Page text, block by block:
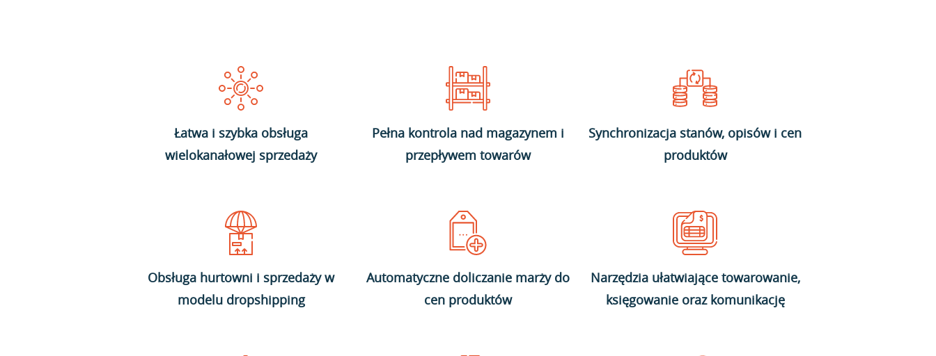
Łatwa i szybka obsługa
wielokanałowej sprzedaży
Pełna kontrola nad magazynem i
przepływem towarów
Synchronizacja stanów, opisów i cen
produktów
Obsługa hurtowni i sprzedaży w
modelu dropshipping
Automatyczne doliczanie marży do
cen produktów
Narzędzia ułatwiające towarowanie,
księgowanie oraz komunikację